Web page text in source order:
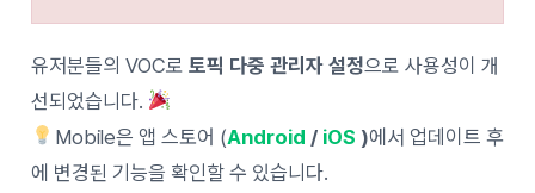
유저분들의 VOC로토픽 다중 관리자 설정으로 사용성이 개
선되었습니다.
Mobile은 앱 스토어 (Android / iOS )에서 업데이트 후
에 변경된 기능을 확인할 수 있습니다.